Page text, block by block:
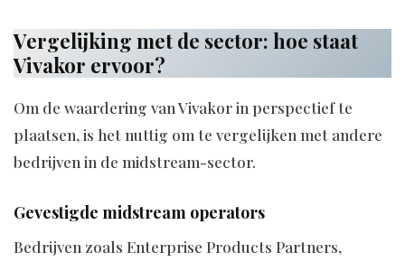
Vergelijking met de sector: hoe staat
Vivakor ervoor?
Om de waardering van Vivakor in perspectief te
plaatsen, is het nuttig om te vergelijken met andere
bedrijven in de midstream-sector.
Gevestigde midstream operators
Bedrijven zoals Enterprise Products Partners,